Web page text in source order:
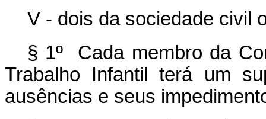
V - dois da sociedade civil
§ 1º Cada membro da
Trabalho Infantil terá um
ausências e seus